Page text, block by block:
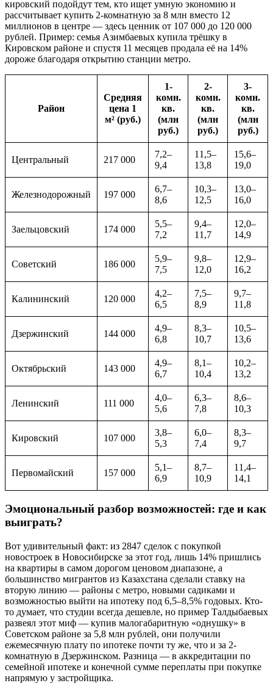
кировский подойдут тем, кто ищет умную экономию и
рассчитывает купить 2-комнатную за 8 млн вместо 12
миллионов в центре — здесь ценник от 107 000 до 120 000
рублей. Пример: семья Азимбаевых купила трёшку в
Кировском районе и спустя 11 месяцев продала её на 14%
дороже благодаря открытию станции метро.
Район
Средняя
цена 1
м² (руб.)
1-
комн.
кв.
(млн
руб.)
2-
комн.
кв.
(млн
руб.)
3-
комн.
кв.
(млн
руб.)
Центральный 217 000
7,2–
9,4
11,5–
13,8
15,6–
19,0
Железнодорожный 197 000
6,7–
8,6
10,3–
12,5
13,0–
16,0
Заельцовский 174 000
5,5–
7,2
9,4–
11,7
12,0–
14,9
Советский 186 000
5,9–
7,5
9,8–
12,0
12,9–
16,2
Калининский 120 000
4,2–
6,5
7,5–
8,9
9,7–
11,8
Дзержинский 144 000
4,9–
6,8
8,3–
10,7
10,5–
13,6
Октябрьский 143 000
4,9–
6,7
8,1–
10,4
10,2–
13,2
Ленинский 111 000
4,0–
5,6
6,3–
7,8
8,6–
10,3
Кировский 107 000
3,8–
5,3
6,0–
7,4
8,3–
9,7
Первомайский 157 000
5,1–
6,9
8,7–
10,9
11,4–
14,1
Эмоциональный разбор возможностей: где и как
выиграть?
Вот удивительный факт: из 2847 сделок с покупкой
новостроек в Новосибирске за этот год, лишь 14% пришлись
на квартиры в самом дорогом ценовом диапазоне, а
большинство мигрантов из Казахстана сделали ставку на
вторую линию — районы с метро, новыми садиками и
возможностью выйти на ипотеку под 6,5–8,5% годовых. Кто-
то думает, что студии всегда дешевле, но пример Талдыбаевых
развеял этот миф — купив малогабаритную «однушку» в
Советском районе за 5,8 млн рублей, они получили
ежемесячную плату по ипотеке почти ту же, что и за 2-
комнатную в Дзержинском. Разница — в аккредитации по
семейной ипотеке и конечной сумме переплаты при покупке
напрямую у застройщика.